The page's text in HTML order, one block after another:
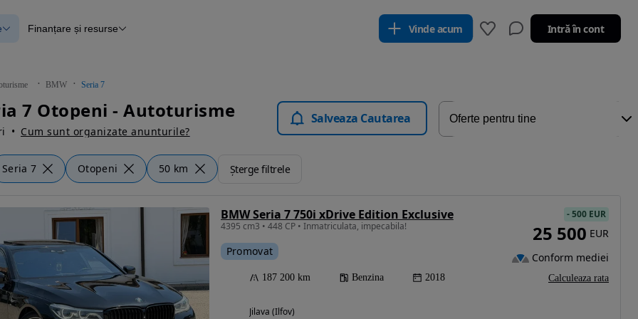
verificate
Blog Autovit.ro
Finanțare și resurse Vinde acum Intră în cont
BMW Seria 7
7 Otopeni - Autoturisme
Cum sunt organizate anunturile?
Salveaza Cautarea
Seria 7 Otopeni 50 km Șterge filtrele
BMW Seria 7 750i xDrive Edition Exclusive
4395 cm3 • 448 CP • Inmatriculata, impecabila!
Promovat
187 200 km Benzina 2018
Jilava (Ilfov)
-500 EUR
25 500 EUR
Conform mediei
Calculeaza rata